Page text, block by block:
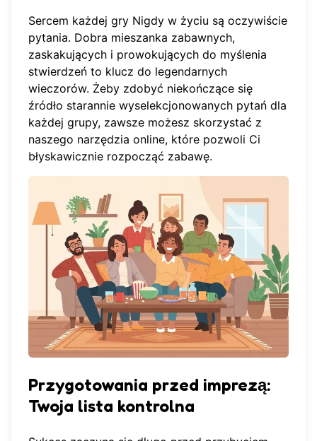
Sercem każdej gry Nigdy w życiu są oczywiście
pytania. Dobra mieszanka zabawnych,
zaskakujących i prowokujących do myślenia
stwierdzeń to klucz do legendarnych
wieczorów. Żeby zdobyć niekończące się
źródło starannie wyselekcjonowanych pytań dla
każdej grupy, zawsze możesz skorzystać z
naszego narzędzia online, które pozwoli Ci
błyskawicznie rozpocząć zabawę.
Przygotowania przed imprezą:
Twoja lista kontrolna